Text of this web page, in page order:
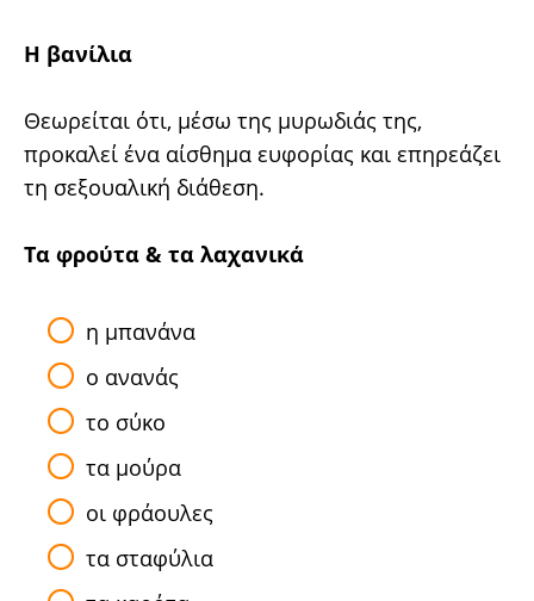
H βανίλια
Θεωρείται ότι, μέσω της μυρωδιάς της,
προκαλεί ένα αίσθημα ευφορίας και επηρεάζει
τη σεξουαλική διάθεση.
Tα φρούτα & τα λαχανικά
η μπανάνα
ο ανανάς
το σύκο
τα μούρα
οι φράουλες
τα σταφύλια